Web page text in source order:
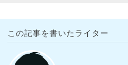
この記事を書いたライター